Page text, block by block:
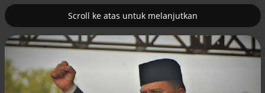
Scroll ke atas untuk melanjutkan
nuklir 2
Pemulihan ekonomi Aceh terus
diakselerasi